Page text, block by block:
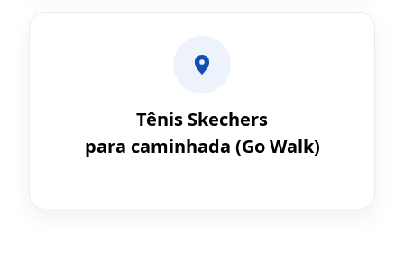
Tênis Skechers
para caminhada (Go Walk)